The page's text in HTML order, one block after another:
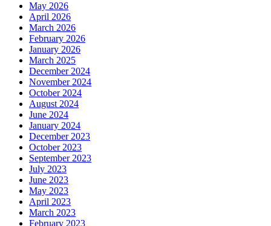
May 2026
April 2026
March 2026
February 2026
January 2026
March 2025
December 2024
November 2024
October 2024
August 2024
June 2024
January 2024
December 2023
October 2023
September 2023
July 2023
June 2023
May 2023
April 2023
March 2023
February 2023